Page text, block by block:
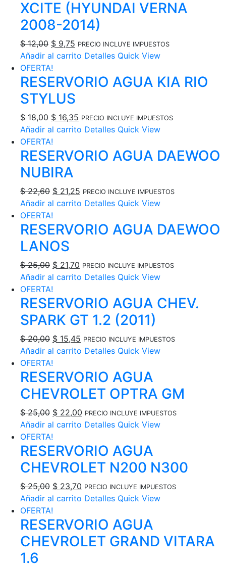
XCITE (HYUNDAI VERNA
2008-2014)
$12,00 El
precio
original
era:
$ 12,00.
$ 9,75 El
precio
es:
PRECIO INCLUYE IMPUESTOS
Añadir al carrito Detalles Quick View
OFERTA!
RESERVORIO AGUA KIA RIO
STYLUS
$18,00 El
precio
original
era:
$ 18,00.
$ 16,35 El
precio
es:
PRECIO INCLUYE IMPUESTOS
Añadir al carrito Detalles Quick View
OFERTA!
RESERVORIO AGUA DAEWOO
NUBIRA
$22,60 El
precio
original
era:
$ 22,60.
$ 21,25 El
precio
es:
PRECIO INCLUYE IMPUESTOS
Añadir al carrito Detalles Quick View
OFERTA!
RESERVORIO AGUA DAEWOO
LANOS
$25,00 El
precio
original
era:
$ 25,00.
$ 21,70 El
precio
es:
$ 21,70.
PRECIO INCLUYE IMPUESTOS
Añadir al carrito Detalles Quick View
OFERTA!
RESERVORIO AGUA CHEV.
SPARK GT 1.2 (2011)
$20,00 El
precio
original
era:
$ 20,00.
$ 15,45 El
precio
es:
$ 15,45.
PRECIO INCLUYE IMPUESTOS
Añadir al carrito Detalles Quick View
OFERTA!
RESERVORIO AGUA
CHEVROLET OPTRA GM
$25,00 El
precio
original
era:
$ 25,00.
$ 22,00 El
precio
es:
$ 22,00.
PRECIO INCLUYE IMPUESTOS
Añadir al carrito Detalles Quick View
OFERTA!
RESERVORIO AGUA
CHEVROLET N200 N300
$25,00 El
precio
original
era:
$ 25,00.
$ 23,70 El
precio
es:
$ 23,70.
PRECIO INCLUYE IMPUESTOS
Añadir al carrito Detalles Quick View
OFERTA!
RESERVORIO AGUA
CHEVROLET GRAND VITARA
1.6